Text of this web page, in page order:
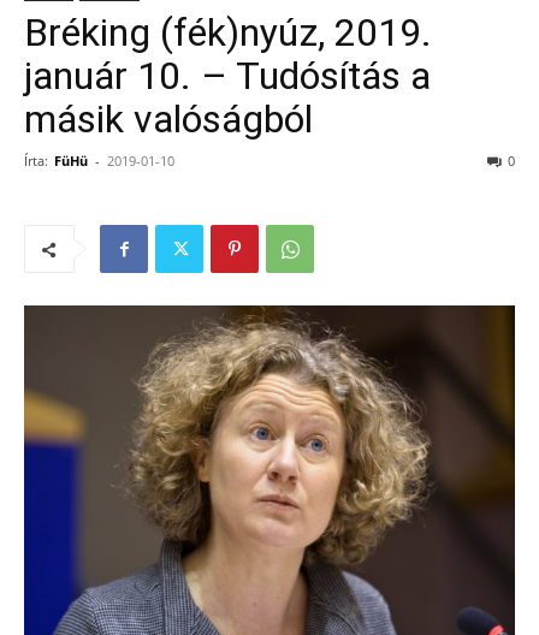
Bréking (fék)nyúz, 2019.
január 10. – Tudósítás a
másik valóságból
Írta: FüHü - 2019-01-10 0